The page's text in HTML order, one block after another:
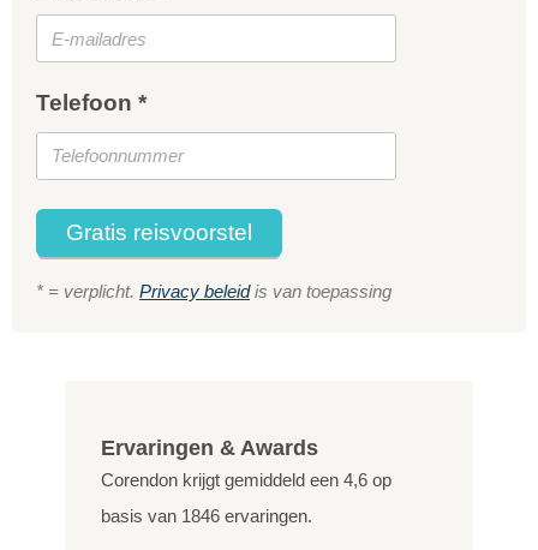
Telefoon *
Gratis reisvoorstel
* = verplicht. Privacy beleidis van toepassing
Ervaringen & Awards
Corendon krijgt gemiddeld een 4,6 op
basis van 1846 ervaringen.